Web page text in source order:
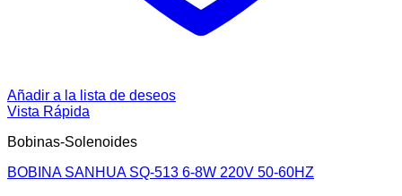
Añadir a la lista de deseos
Vista Rápida
Bobinas-Solenoides
BOBINA SANHUA SQ-513 6-8W 220V 50-60HZ